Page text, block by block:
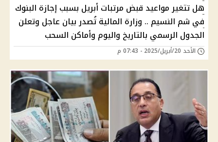
هل تتغير مواعيد قبض مرتبات أبريل بسبب إجازة البنوك
في شم النسيم .. وزارة المالية تُصدر بيان عاجل وتعلن
الجدول الرسمي بالتاريخ واليوم وأماكن السحب
الأحد 20/أبريل/2025 - 07:43 م